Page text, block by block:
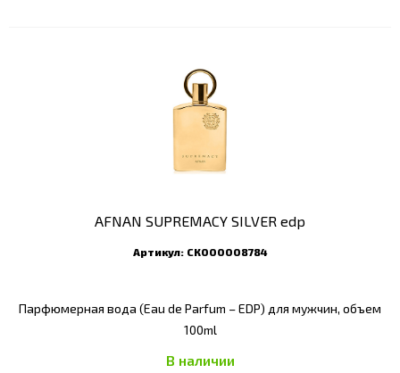
AFNAN SUPREMACY SILVER edp
Артикул: СК000008784
Парфюмерная вода (Eau de Parfum – EDP) для мужчин, объем
100ml
В наличии